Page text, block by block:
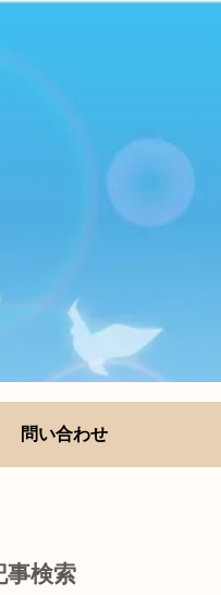
問い合わせ
事検索